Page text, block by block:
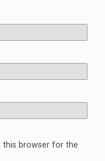
this browser for the